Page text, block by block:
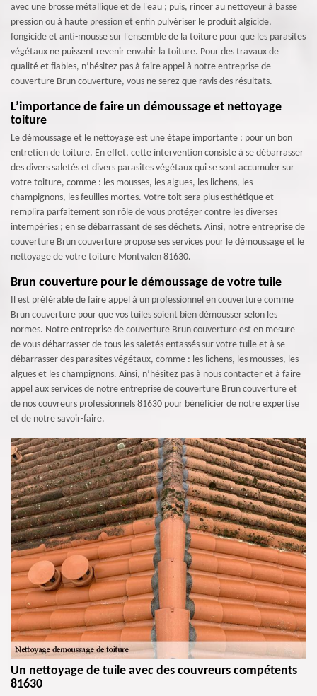
avec une brosse métallique et de l'eau ; puis, rincer au nettoyeur à basse
pression ou à haute pression et enfin pulvériser le produit algicide,
fongicide et anti-mousse sur l'ensemble de la toiture pour que les parasites
végétaux ne puissent revenir envahir la toiture. Pour des travaux de
qualité et fiables, n’hésitez pas à faire appel à notre entreprise de
couverture Brun couverture, vous ne serez que ravis des résultats.
L’importance de faire un démoussage et nettoyage
toiture
Le démoussage et le nettoyage est une étape importante ; pour un bon
entretien de toiture. En effet, cette intervention consiste à se débarrasser
des divers saletés et divers parasites végétaux qui se sont accumuler sur
votre toiture, comme : les mousses, les algues, les lichens, les
champignons, les feuilles mortes. Votre toit sera plus esthétique et
remplira parfaitement son rôle de vous protéger contre les diverses
intempéries ; en se débarrassant de ses déchets. Ainsi, notre entreprise de
couverture Brun couverture propose ses services pour le démoussage et le
nettoyage de votre toiture Montvalen 81630.
Brun couverture pour le démoussage de votre tuile
Il est préférable de faire appel à un professionnel en couverture comme
Brun couverture pour que vos tuiles soient bien démousser selon les
normes. Notre entreprise de couverture Brun couverture est en mesure
de vous débarrasser de tous les saletés entassés sur votre tuile et à se
débarrasser des parasites végétaux, comme : les lichens, les mousses, les
algues et les champignons. Ainsi, n’hésitez pas à nous contacter et à faire
appel aux services de notre entreprise de couverture Brun couverture et
de nos couvreurs professionnels 81630 pour bénéficier de notre expertise
et de notre savoir-faire.
Un nettoyage de tuile avec des couvreurs compétents
81630